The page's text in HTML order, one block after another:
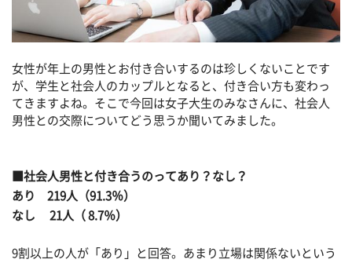
女性が年上の男性とお付き合いするのは珍しくないことです
が、学生と社会人のカップルとなると、付き合い方も変わっ
てきますよね。そこで今回は女子大生のみなさんに、社会人
男性との交際についてどう思うか聞いてみました。
■社会人男性と付き合うのってあり？なし？
あり 219人（91.3％）
なし 21人（ 8.7％）
9割以上の人が「あり」と回答。あまり立場は関係ないという